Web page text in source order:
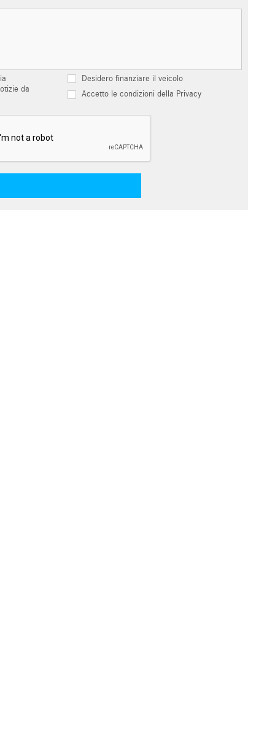
Desidero finanziare il veicolo
da
Accetto le condizioni della Privacy